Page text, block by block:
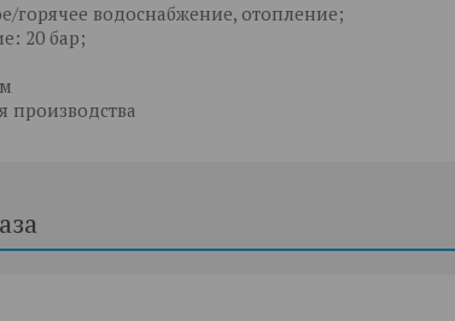
горячее водоснабжение, отопление;
20 бар;
производства